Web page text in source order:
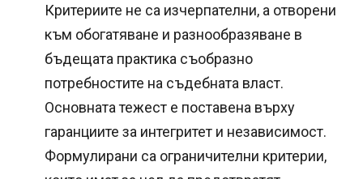
Критериите не са изчерпателни, а отворени
към обогатяване и разнообразяване в
бъдещата практика съобразно
потребностите на съдебната власт.
Основната тежест е поставена върху
гаранциите за интегритет и независимост.
Формулирани са ограничителни критерии,